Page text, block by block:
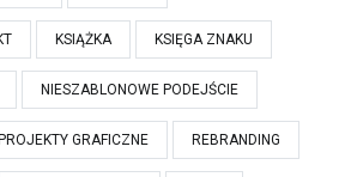
KSIĄŻKA KSIĘGA ZNAKU
NIESZABLONOWE PODEJŚCIE
PROJEKTY GRAFICZNE REBRANDING